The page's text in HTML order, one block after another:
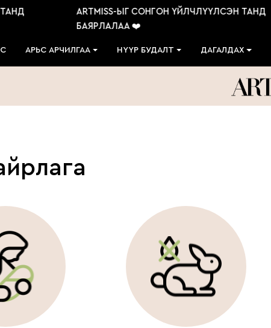
ARTMISS-ЫГ СОНГОН ҮЙЛЧЛҮҮЛСЭН ТАНД
БАЯРЛАЛАА ❤️
АРЬС АРЧИЛГАА НҮҮР БУДАЛТ ДАГАЛДАХ